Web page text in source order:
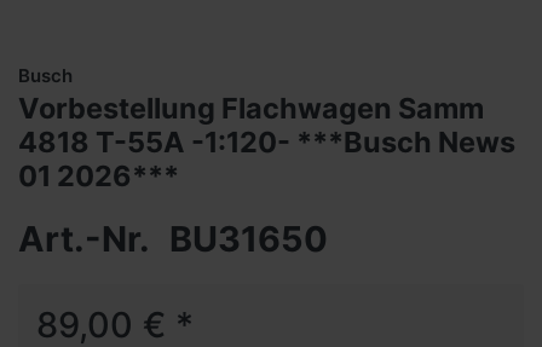
Busch
Vorbestellung Flachwagen Samm
4818 T-55A -1:120- ***Busch News
01 2026***
Art.-Nr. BU31650
89,00 € *